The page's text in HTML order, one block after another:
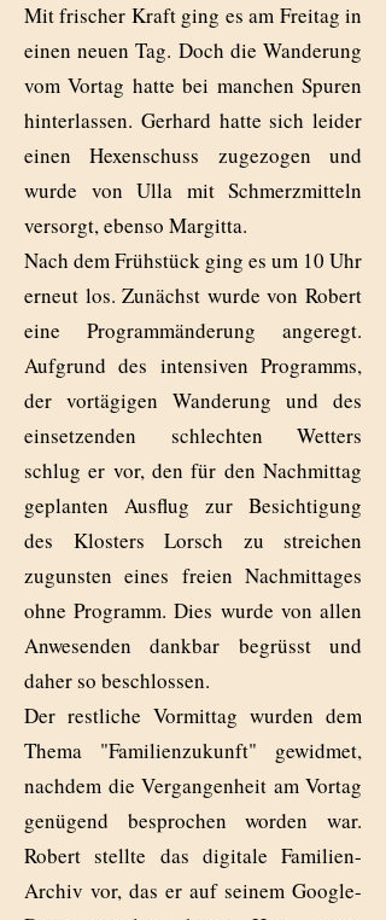
Mit frischer Kraft ging es am Freitag in
einen neuen Tag. Doch die Wanderung
vom Vortag hatte bei manchen Spuren
hinterlassen. Gerhard hatte sich leider
einen Hexenschuss zugezogen und
wurde von Ulla mit Schmerzmitteln
versorgt, ebenso Margitta.
Nach dem Frühstück ging es um 10 Uhr
erneut los. Zunächst wurde von Robert
eine Programmänderung angeregt.
Aufgrund des intensiven Programms,
der vortägigen Wanderung und des
einsetzenden schlechten Wetters
schlug er vor, den für den Nachmittag
geplanten Ausflug zur Besichtigung
des Klosters Lorsch zu streichen
zugunsten eines freien Nachmittages
ohne Programm. Dies wurde von allen
Anwesenden dankbar begrüsst und
daher so beschlossen.
Der restliche Vormittag wurden dem
Thema "Familienzukunft" gewidmet,
nachdem die Vergangenheit am Vortag
genügend besprochen worden war.
Robert stellte das digitale Familien-
Archiv vor, das er auf seinem Google-